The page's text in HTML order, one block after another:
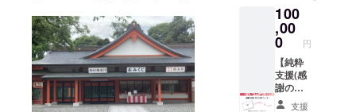
40✕約
65mm
※細部デ
は変更
になる
場合が
ござい
れるお
名前を
ご記入
くださ
い ※お
名前の
文字数
が多い
トの
オー
ナーで
ある
アー
ティス
トの橘
ナオキ
支援い
ただい
た「あ
なた」
のため
に、
アー
ティス
100
,00
0 円
【純粋
支援(感
謝の
メー支援